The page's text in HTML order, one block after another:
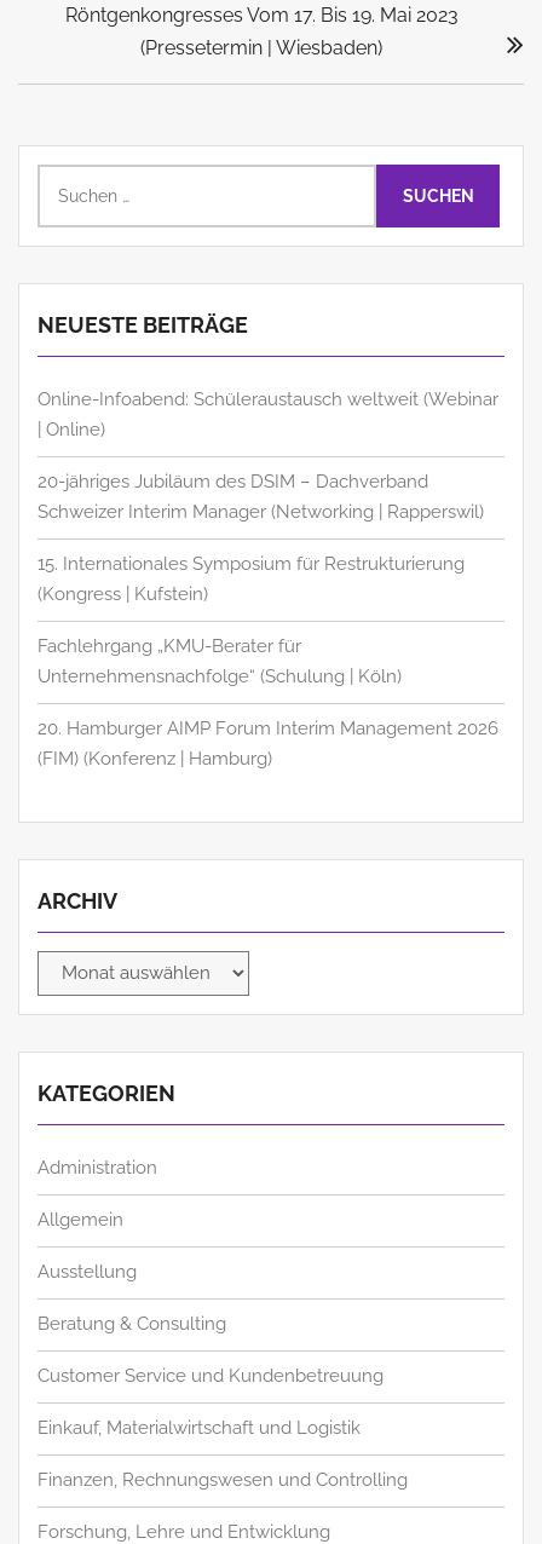
Post:Röntgenkongresses Vom 17. Bis 19. Mai 2023
(Pressetermin | Wiesbaden)
nach:
NEUESTE BEITRÄGE
Online-Infoabend: Schüleraustausch weltweit (Webinar
| Online)
20-jähriges Jubiläum des DSIM – Dachverband
Schweizer Interim Manager (Networking | Rapperswil)
15. Internationales Symposium für Restrukturierung
(Kongress | Kufstein)
Fachlehrgang „KMU-Berater für
Unternehmensnachfolge“ (Schulung | Köln)
20. Hamburger AIMP Forum Interim Management 2026
(FIM) (Konferenz | Hamburg)
ARCHIV
Archiv
KATEGORIEN
Administration
Allgemein
Ausstellung
Beratung & Consulting
Customer Service und Kundenbetreuung
Einkauf, Materialwirtschaft und Logistik
Finanzen, Rechnungswesen und Controlling
Forschung, Lehre und Entwicklung